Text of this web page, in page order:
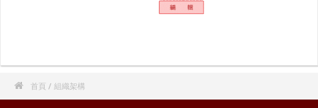
 首頁 / 組織架構